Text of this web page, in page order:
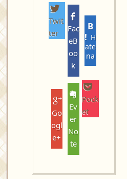
Twit
ter
Fac
eB
oo
k
H
ate
na
Go
ogl
e+
Ev
er
No
te
Pock
et